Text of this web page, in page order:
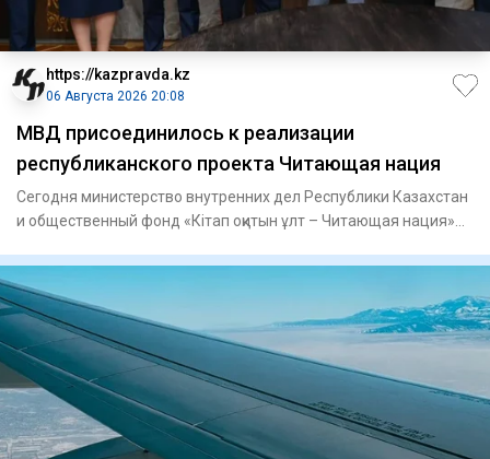
https://kazpravda.kz
06 Августа 2026 20:08
МВД присоединилось к реализации
республиканского проекта Читающая нация
Сегодня министерство внутренних дел Республики Казахстан
и общественный фонд «Кітап оқитын ұлт – Читающая нация»